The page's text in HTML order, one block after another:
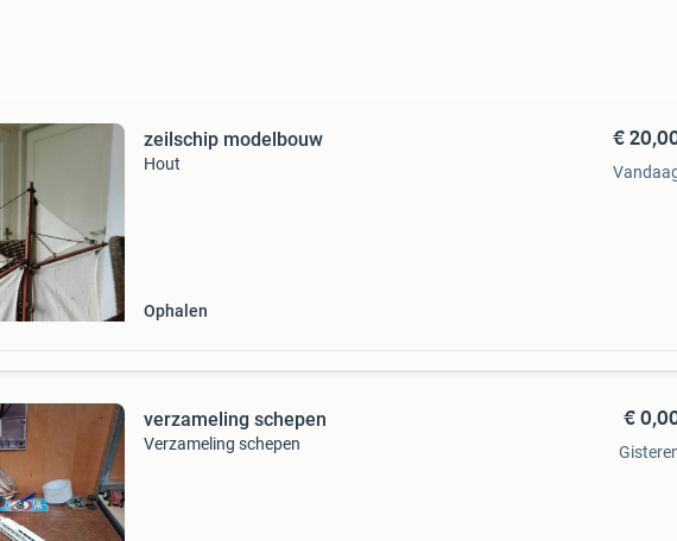
zeilschip modelbouw
Hout
Ophalen
€
verzameling schepen
Verzameling schepen
€